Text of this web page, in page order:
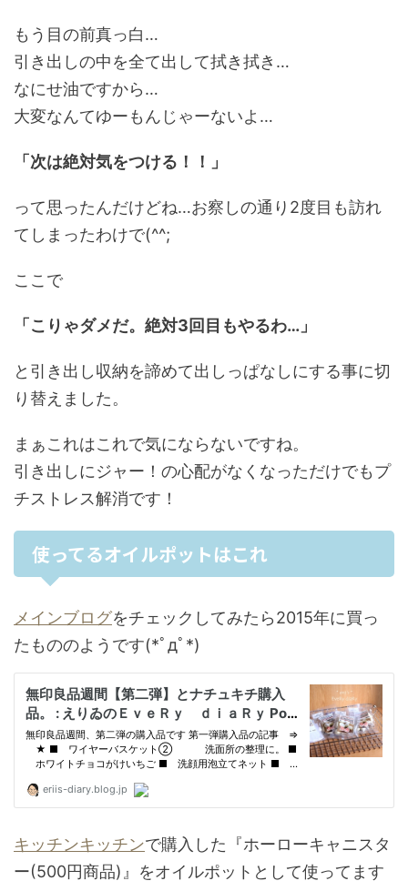
もう目の前真っ白…
引き出しの中を全て出して拭き拭き…
なにせ油ですから…
大変なんてゆーもんじゃーないよ…
「次は絶対気をつける！！」
って思ったんだけどね…お察しの通り2度目も訪れ
てしまったわけで(^^;
ここで
「こりゃダメだ。絶対3回目もやるわ…」
と引き出し収納を諦めて出しっぱなしにする事に切
り替えました。
まぁこれはこれで気にならないですね。
引き出しにジャー！の心配がなくなっただけでもプ
チストレス解消です！
使ってるオイルポットはこれ
メインブログをチェックしてみたら2015年に買っ
たもののようです(*ﾟдﾟ*)
キッチンキッチンで購入した『ホーローキャニスタ
ー(500円商品)』をオイルポットとして使ってます